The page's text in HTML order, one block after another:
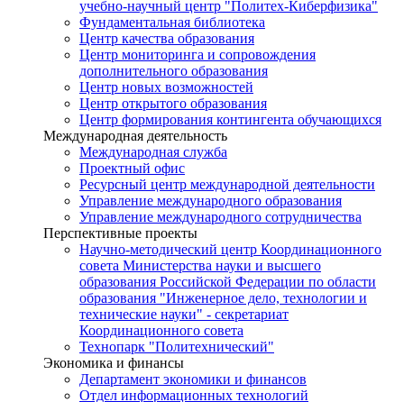
учебно-научный центр "Политех-Киберфизика"
Фундаментальная библиотека
Центр качества образования
Центр мониторинга и сопровождения
дополнительного образования
Центр новых возможностей
Центр открытого образования
Центр формирования контингента обучающихся
Международная деятельность
Международная служба
Проектный офис
Ресурсный центр международной деятельности
Управление международного образования
Управление международного сотрудничества
Перспективные проекты
Научно-методический центр Координационного
совета Министерства науки и высшего
образования Российской Федерации по области
образования "Инженерное дело, технологии и
технические науки" - секретариат
Координационного совета
Технопарк "Политехнический"
Экономика и финансы
Департамент экономики и финансов
Отдел информационных технологий